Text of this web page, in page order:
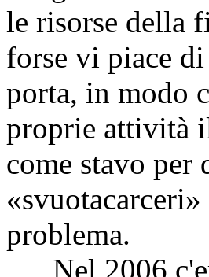
le risorse della
forse vi piace
porta, in modo
proprie attività
come stavo
problema.
Nel 2006